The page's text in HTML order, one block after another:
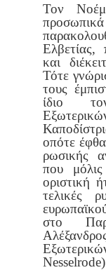
Τον
και
Τότε
τους
ίδιο
οπότε
ρωσικής
που
οριστική
τελικές
στο